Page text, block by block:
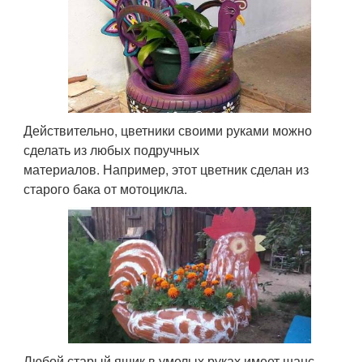
Действительно, цветники своими руками можно
сделать из любых подручных
материалов. Например, этот цветник сделан из
старого бака от мотоцикла.